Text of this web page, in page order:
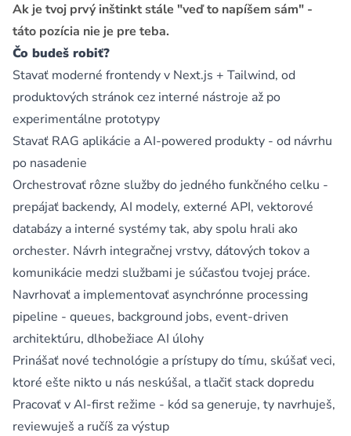
Ak je tvoj prvý inštinkt stále "veď to napíšem sám" -
táto pozícia nie je pre teba.
Čo budeš robiť?
Stavať moderné frontendy v Next.js + Tailwind, od
produktových stránok cez interné nástroje až po
experimentálne prototypy
Stavať RAG aplikácie a AI-powered produkty - od návrhu
po nasadenie
Orchestrovať rôzne služby do jedného funkčného celku -
prepájať backendy, AI modely, externé API, vektorové
databázy a interné systémy tak, aby spolu hrali ako
orchester. Návrh integračnej vrstvy, dátových tokov a
komunikácie medzi službami je súčasťou tvojej práce.
Navrhovať a implementovať asynchrónne processing
pipeline - queues, background jobs, event-driven
architektúru, dlhobežiace AI úlohy
Prinášať nové technológie a prístupy do tímu, skúšať veci,
ktoré ešte nikto u nás neskúšal, a tlačiť stack dopredu
Pracovať v AI-first režime - kód sa generuje, ty navrhuješ,
reviewuješ a ručíš za výstup